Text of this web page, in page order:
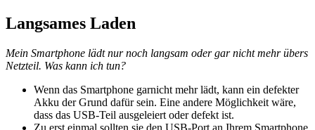
Langsames Laden
Mein Smartphone lädt nur noch langsam oder gar nicht mehr übers
Netzteil. Was kann ich tun?
Wenn das Smartphone garnicht mehr lädt, kann ein defekter
Akku der Grund dafür sein. Eine andere Möglichkeit wäre,
dass das USB-Teil ausgeleiert oder defekt ist.
Zu erst einmal sollten sie den USB-Port an Ihrem Smartphone